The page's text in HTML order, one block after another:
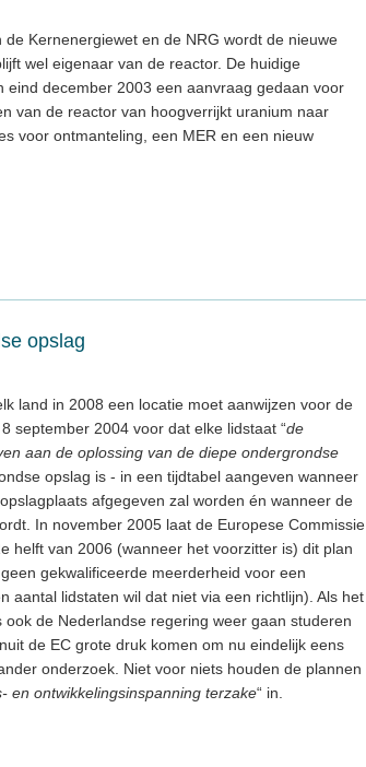
Kernenergiewet en de NRG wordt de nieuwe
wel eigenaar van de reactor. De huidige
december 2003 een aanvraag gedaan voor
van de reactor van hoogverrijkt uranium naar
voor ontmanteling, een MER en een nieuw
opslag
land in 2008 een locatie moet aanwijzen voor de
september 2004 voor dat elke lidstaat “de
aan de oplossing van de diepe ondergrondse
opslag is - in een tijdtabel aangeven wanneer
afgegeven zal worden én wanneer de
In november 2005 laat de Europese Commissie
helft van 2006 (wanneer het voorzitter is) dit plan
gekwalificeerde meerderheid voor een
aantal lidstaten wil dat niet via een richtlijn). Als het
de Nederlandse regering weer gaan studeren
de EC grote druk komen om nu eindelijk eens
onderzoek. Niet voor niets houden de plannen
en ontwikkelingsinspanning terzake“ in.